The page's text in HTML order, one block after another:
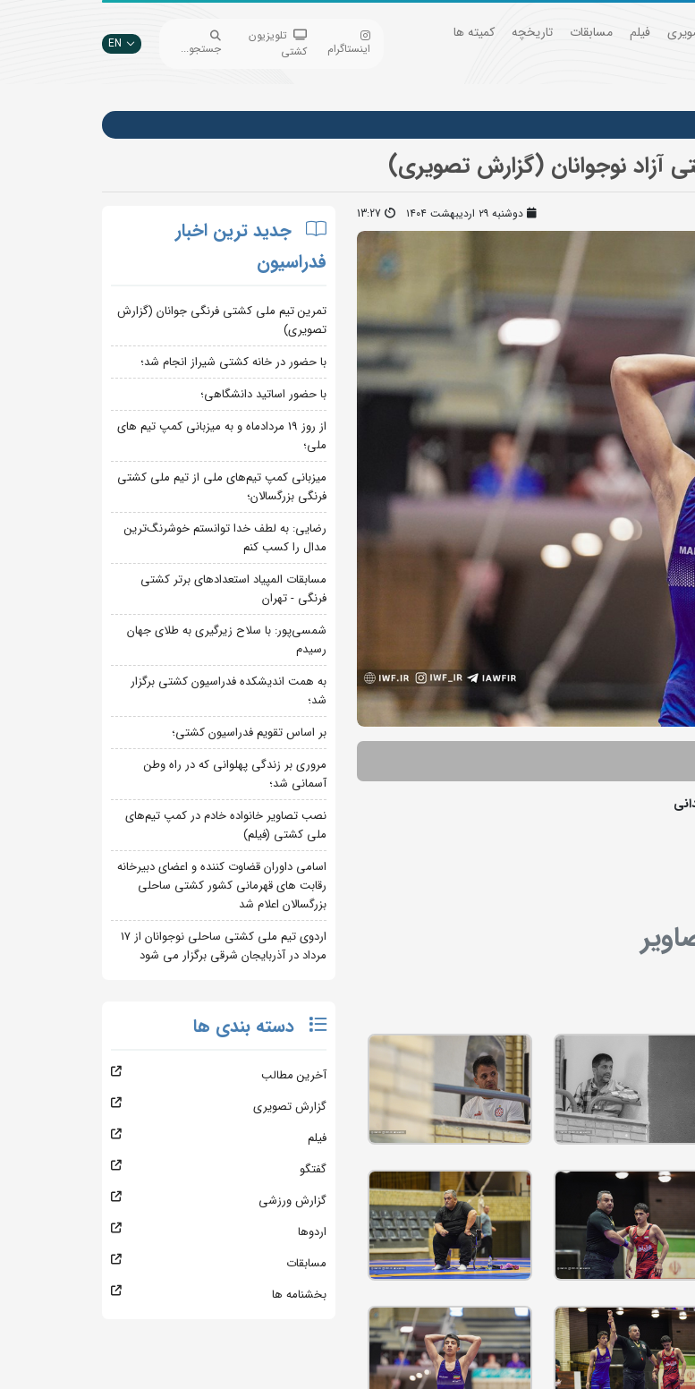
فیلم مسابقات تاریخچه
کمیته ها
اینستاگرام
تلویزیون
کشتی
جستجو... EN
آزاد نوجوانان (گزارش تصویری)
دوشنبه ۲۹ اردیبهشت ۱۴۰۴ 13:27
جدید ترین اخبار
فدراسیون
تمرین تیم ملی کشتی فرنگی جوانان (گزارش
تصویری)
با حضور در خانه کشتی شیراز انجام شد؛
با حضور اساتید دانشگاهی؛
از روز 19 مردادماه و به میزبانی کمپ تیم های
ملی؛
میزبانی کمپ تیم‌های ملی از تیم ملی کشتی
فرنگی بزرگسالان؛
رضایی: به لطف خدا توانستم خوشرنگ‌ترین
مدال را کسب کنم
مسابقات المپیاد استعدادهای برتر کشتی
فرنگی - تهران
شمسی‌پور: با سلاح زیرگیری به طلای جهان
رسیدم
به همت اندیشکده فدراسیون کشتی برگزار
شد؛
بر اساس تقویم فدراسیون کشتی؛
مروری بر زندگی پهلوانی که در راه وطن
آسمانی شد؛
نصب تصاویر خانواده خادم در کمپ تیم‌های
ملی کشتی (فیلم)
اسامی داوران قضاوت کننده و اعضای دبیرخانه
رقابت های قهرمانی کشور کشتی ساحلی
بزرگسالان اعلام شد
اردوی تیم ملی کشتی ساحلی نوجوانان از 17
مرداد در آذربایجان شرقی برگزار می شود
دسته بندی ها
آخرین مطالب
گزارش تصویری
فیلم
گفتگو
گزارش ورزشی
اردوها
مسابقات
بخشنامه ها